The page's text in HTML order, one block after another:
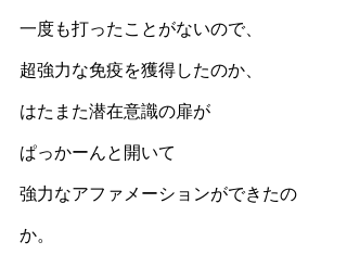
一度も打ったことがないので、
超強力な免疫を獲得したのか、
はたまた潜在意識の扉が
ぱっかーんと開いて
強力なアファメーションができたの
か。